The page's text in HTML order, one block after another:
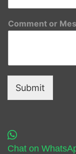
Comment or
Submit
Chat on